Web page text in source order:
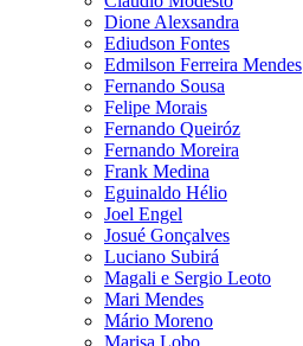
Dione Alexsandra
Ediudson Fontes
Edmilson Ferreira Mendes
Fernando Sousa
Felipe Morais
Fernando Queiróz
Fernando Moreira
Frank Medina
Eguinaldo Hélio
Joel Engel
Josué Gonçalves
Luciano Subirá
Magali e Sergio Leoto
Mari Mendes
Mário Moreno
Marisa Lobo